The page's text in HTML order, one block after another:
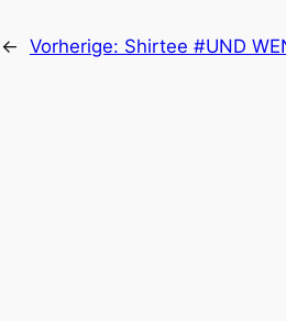
← Vorherige: Shirtee #UND